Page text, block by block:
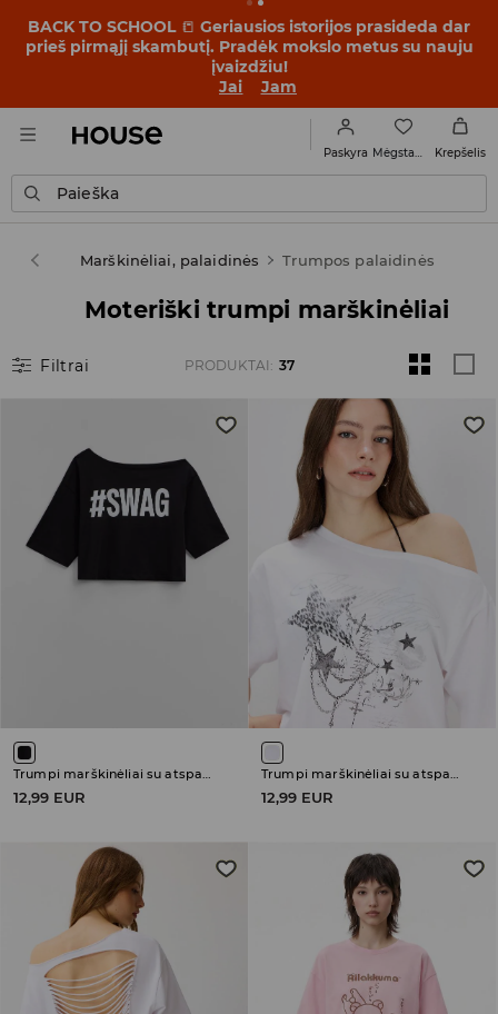
BACK TO SCHOOL 📒 Geriausios istorijos prasideda dar
prieš pirmąjį skambutį. Pradėk mokslo metus su nauju
įvaizdžiu!
Jai
Jam
Paskyra Krepšelis
Paieška
Marškinėliai, palaidinės Trumpos palaidinės
Moteriški trumpi marškinėliai
Filtrai PRODUKTAI : 37
12,99 EUR 12,99 EUR